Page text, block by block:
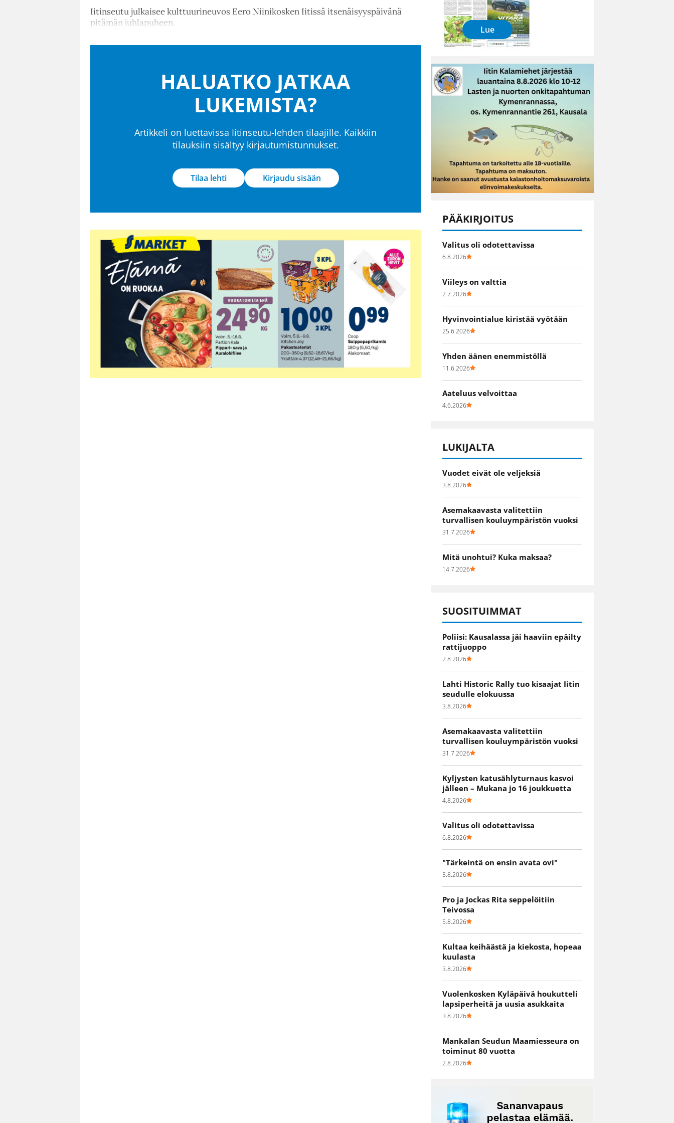
Iitinseutu julkaisee kulttuurineuvos Eero Niinikosken Iitissä itsenäisyyspäivänä
pitämän juhlapuheen.
HALUATKO JATKAA
LUKEMISTA?
Artikkeli on luettavissa Iitinseutu-lehden tilaajille. Kaikkiin
tilauksiin sisältyy kirjautumistunnukset.
Tilaa lehti Kirjaudu sisään
Lue
PÄÄKIRJOITUS
Valitus oli odotettavissa
6.8.2026
Viileys on valttia
2.7.2026
Hyvinvointialue kiristää vyötään
25.6.2026
Yhden äänen enemmistöllä
11.6.2026
Aateluus velvoittaa
4.6.2026
LUKIJALTA
Vuodet eivät ole veljeksiä
3.8.2026
Asemakaavasta valitettiin
turvallisen kouluympäristön vuoksi
31.7.2026
Mitä unohtui? Kuka maksaa?
14.7.2026
SUOSITUIMMAT
Poliisi: Kausalassa jäi haaviin epäilty
rattijuoppo
2.8.2026
Lahti Historic Rally tuo kisaajat Iitin
seudulle elokuussa
3.8.2026
Asemakaavasta valitettiin
turvallisen kouluympäristön vuoksi
31.7.2026
Kyljysten katusählyturnaus kasvoi
jälleen – Mukana jo 16 joukkuetta
4.8.2026
Valitus oli odotettavissa
6.8.2026
"Tärkeintä on ensin avata ovi"
5.8.2026
Pro ja Jockas Rita seppelöitiin
Teivossa
5.8.2026
Kultaa keihäästä ja kiekosta, hopeaa
kuulasta
3.8.2026
Vuolenkosken Kyläpäivä houkutteli
lapsiperheitä ja uusia asukkaita
3.8.2026
Mankalan Seudun Maamiesseura on
toiminut 80 vuotta
2.8.2026